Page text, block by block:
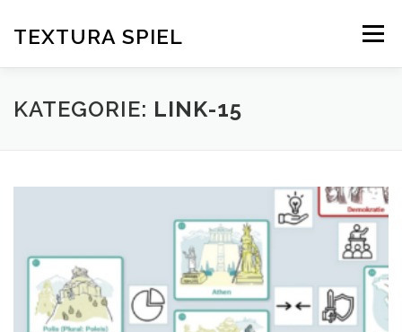
springen
TEXTURA SPIEL Menü
DAS SPIELPRINZIP BLOG EDITIONEN
KATEGORIE: LINK-15